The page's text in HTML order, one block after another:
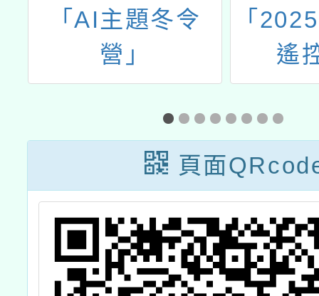
「AI主題冬令
營」
「
遙
頁面